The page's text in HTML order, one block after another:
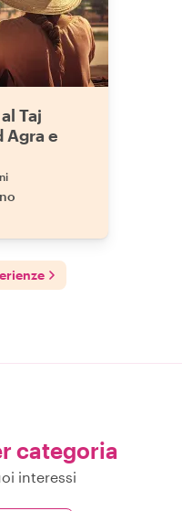
Taj
Agra e
categoria
interessi